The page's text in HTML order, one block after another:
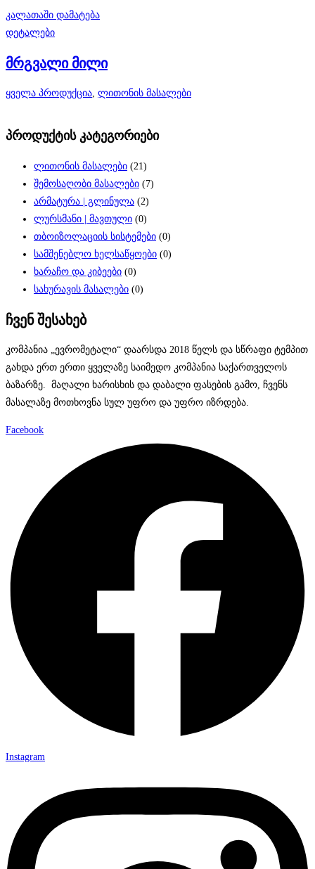
კალათაში დამატება
დეტალები
მრგვალი მილი
ყველა პროდუქცია, ლითონის მასალები
პროდუქტის კატეგორიები
ლითონის მასალები (21)
შემოსაღობი მასალები (7)
არმატურა | გლინულა (2)
ლურსმანი | მავთული (0)
თბოიზოლაციის სისტემები (0)
სამშენებლო ხელსაწყოები (0)
ხარაჩო და კიბეები (0)
სახურავის მასალები (0)
ჩვენ შესახებ
კომპანია „ევრომეტალი“ დაარსდა 2018 წელს და სწრაფი ტემპით
გახდა ერთ ერთი ყველაზე საიმედო კომპანია საქართველოს
ბაზარზე. მაღალი ხარისხის და დაბალი ფასების გამო, ჩვენს
მასალაზე მოთხოვნა სულ უფრო და უფრო იზრდება.
Facebook
Instagram